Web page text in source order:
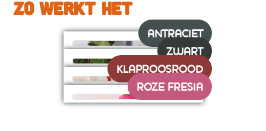
ZO WERKT HET
ANTRACIET
ZWART
KLAPROOSROOD
ROZE FRESIA